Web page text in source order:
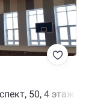
50, 4 этаж